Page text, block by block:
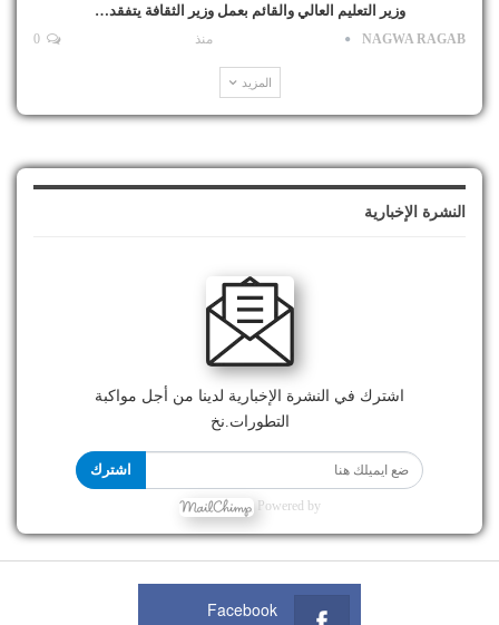
وزير التعليم العالي والقائم بعمل وزير الثقافة يتفقد…
NAGWA RAGAB منذ
المزيد
النشرة الإخبارية
اشترك في النشرة الإخبارية لدينا من أجل مواكبة
التطورات.نخ
اشترك
Powered by
Facebook